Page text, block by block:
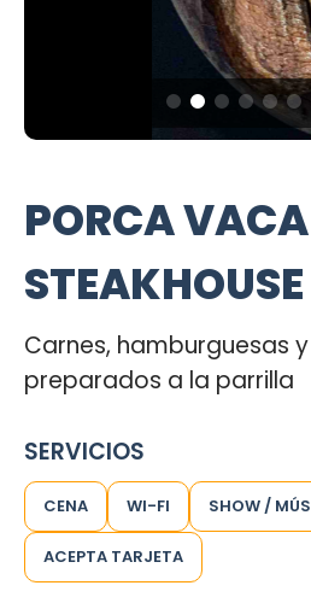
PORCA VACA
STEAKHOUSE
Carnes, hamburguesas
preparados a la parrilla
SERVICIOS
CENA WI-FI SHOW /
ACEPTA TARJETA